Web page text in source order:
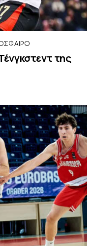
της